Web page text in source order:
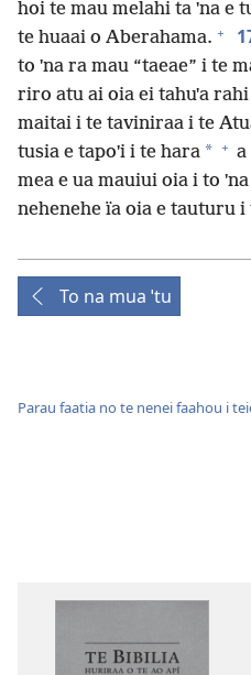
hoi te mau melahi ta ˈna
te huaai o Aberahama. +
to ˈna ra mau “taeae” i te
riro atu ai oia ei tahuˈa
maitai i te taviniraa i te
tusia e tapoˈi i te hara * + a
mea e ua mauiui oia i to
nehenehe ïa oia e tauturu
To na mua ˈtu
Parau faatia no te nenei faahou i